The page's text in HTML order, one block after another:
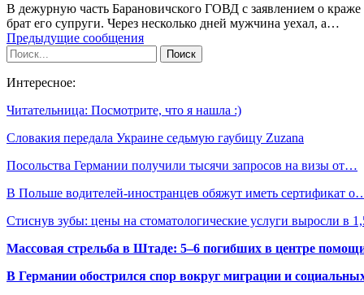
В дежурную часть Барановичского ГОВД с заявлением о краже
брат его супруги. Через несколько дней мужчина уехал, а…
Предыдущие сообщения
Интересное:
Читательница: Посмотрите, что я нашла :)
Словакия передала Украине седьмую гаубицу Zuzana
Посольства Германии получили тысячи запросов на визы от…
В Польше водителей-иностранцев обяжут иметь сертификат
Стиснув зубы: цены на стоматологические услуги выросли в
Массовая стрельба в Штаде: 5–6 погибших в центре
В Германии обострился спор вокруг миграции и